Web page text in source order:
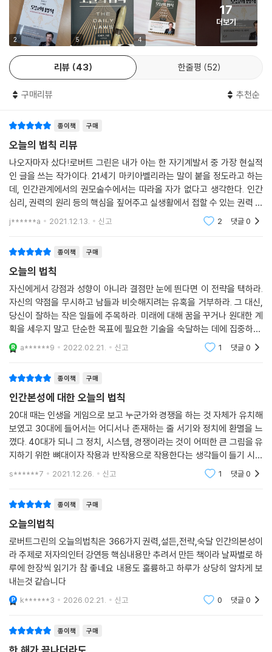
- [오스트레일리언]
2 5 4
17
더보기
리뷰 43 한줄평 52
구매리뷰 추천순
종이책 구매
오늘의 법칙 리뷰
나오자마자 샀다!로버트 그린은 내가 아는 한 자기계발서 중 가장 현실적
인 글을 쓰는 작가이다. 21세기 마키아벨리라는 말이 붙을 정도라고 하는
데, 인간관계에서의 권모술수에서는 따라올 자가 없다고 생각한다. 인간
심리, 권력의 원리 등의 핵심을 짚어주고 실생활에서 접할 수 있는 권력 관
계를 설명하고 해석한다.그런 로버트 그린이 써 온 모든 책이 총정리되어
있다는 책이라 보
j******a 2021.12.13. 신고 2 댓글0
종이책 구매
오늘의 법칙
자신에게서 강점과 성향이 아니라 결점만 눈에 띈다면 이 전략을 택하라.
자신의 약점을 무시하고 남들과 비슷해지려는 유혹을 거부하라. 그 대신,
당신이 잘하는 작은 일들에 주목하라. 미래에 대해 꿈을 꾸거나 원대한 계
획을 세우지 말고 단순한 목표에 필요한 기술을 숙달하는 데에 집중하라.
이렇게 하면 자신감이 생길 것이며 이를 발판 삼아 다른 분야로 나아갈 수
있다. 이렇게
a******9 2022.02.21. 신고 1 댓글0
종이책 구매
인간본성에 대한 오늘의 법칙
20대 때는 인생을 게임으로 보고 누군가와 경쟁을 하는 것 자체가 유치해
보였고 30대에 들어서는 어디서나 존재하는 줄 서기와 정치에 환멸을 느
꼈다. 40대가 되니 그 정치, 시스템, 경쟁이라는 것이 어떠한 큰 그림을 유
지하기 위한 뼈대이자 작용과 반작용으로 작용한다는 생각들이 들기 시작
s******7 2021.12.26. 신고 1 댓글0
종이책 구매
오늘의법칙
로버트그린의 오늘의법칙은 366가지 권력,설든,전략,숙달 인간의본성이
라 주제로 저자의인터 강연등 핵심내용만 추려서 만든 책이라 날짜별로 하
루에 한장씩 읽기가 참 좋네요 내용도 훌륭하고 하루가 상당히 알차게 보
내는것 같습니다
k******3 2026.02.21. 신고 0 댓글0
종이책 구매